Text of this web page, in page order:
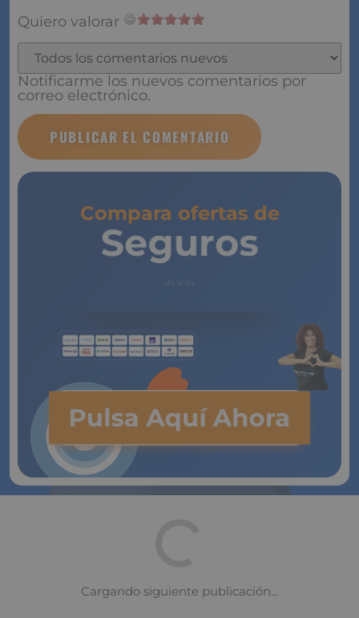
Quiero valorar
Notificarme los nuevos comentarios por
correo electrónico.
Compara ofertas de
Seguros
Pulsa Aquí Ahora